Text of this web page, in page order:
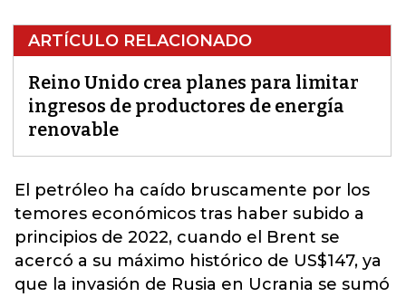
ARTÍCULO RELACIONADO
Reino Unido crea planes para limitar
ingresos de productores de energía
renovable
El petróleo ha caído bruscamente por los
temores económicos tras haber subido a
principios de 2022, cuando el Brent se
acercó a su máximo histórico de US$147, ya
que la invasión de Rusia en Ucrania se sumó